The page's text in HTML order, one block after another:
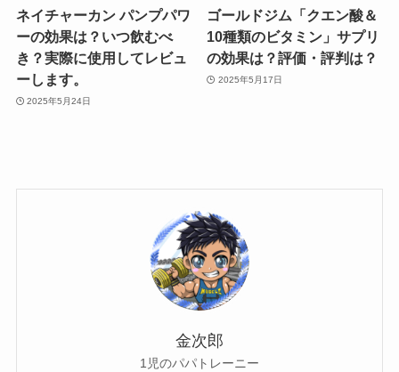
ネイチャーカン パンプパワ
ーの効果は？いつ飲むべ
き？実際に使用してレビュ
ーします。
2025年5月24日
ゴールドジム「クエン酸＆
10種類のビタミン」サプリ
の効果は？評価・評判は？
2025年5月17日
金次郎
1児のパパトレーニー